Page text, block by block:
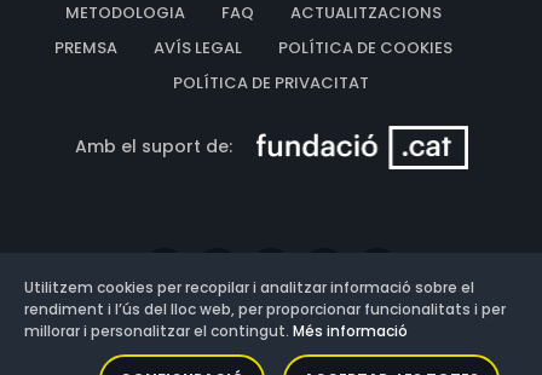
METODOLOGIA FAQ
ACTUALITZACIONS
PREMSA
AVÍS LEGAL
POLÍTICA DE COOKIES
POLÍTICA DE PRIVACITAT
Amb el suport de:
Versió: 3.13.0.202607011342
Utilitzem cookies per recopilar i analitzar informació sobre el
rendiment i l’ús del lloc web, per proporcionar funcionalitats i per
millorar i personalitzar el contingut. Més informació